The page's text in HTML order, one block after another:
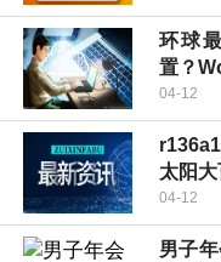
环球
置？
04-12
太阳
04-12
男子